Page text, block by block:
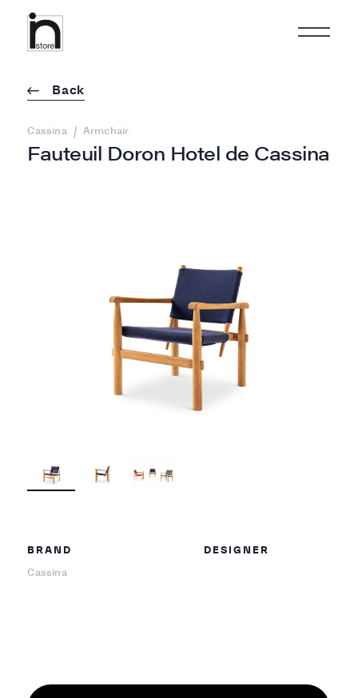
Fauteuil Doron Hotel de Cassina
Back
Cassina / Armchair
BRAND
Cassina
DESIGNER